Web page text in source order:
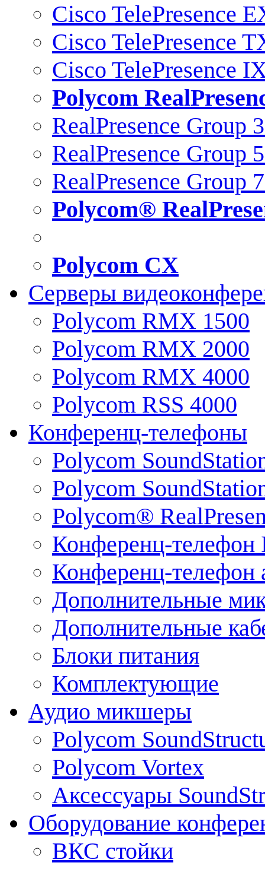
Cisco TelePresence
Cisco TelePresence
Cisco TelePresence
Polycom
RealPresence Group
RealPresence Group
RealPresence Group
Polycom®
Polycom CX
Серверы
Polycom RMX 1500
Polycom RMX 2000
Polycom RMX 4000
Polycom RSS 4000
Конференц-телефоны
Polycom
Polycom
Polycom®
Конференц-телефон
Конференц-телефон
Дополнительные
Дополнительные
Блоки питания
Комплектующие
Аудио микшеры
Polycom
Polycom Vortex
Аксессуары
Оборудование
ВКС стойки